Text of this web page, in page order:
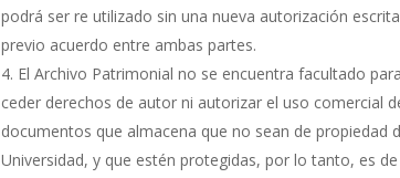
podrá ser re utilizado sin una nueva autorización
previo acuerdo entre ambas partes.
El Archivo Patrimonial no se encuentra facultado para
ceder derechos de autor ni autorizar el uso comercial
documentos que almacena que no sean de propiedad
Universidad, y que estén protegidas, por lo tanto, es de